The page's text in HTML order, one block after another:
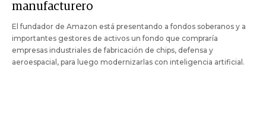
manufacturero
El fundador de Amazon está presentando a fondos soberanos y a
importantes gestores de activos un fondo que compraría
empresas industriales de fabricación de chips, defensa y
aeroespacial, para luego modernizarlas con inteligencia artificial.